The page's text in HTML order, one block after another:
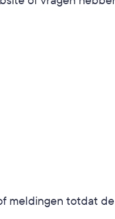
meldingen totdat